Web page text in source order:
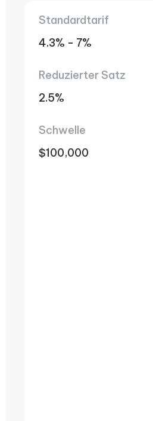
Standardtarif
4.3% - 7%
Reduzierter Satz
2.5%
Schwelle
$100,000